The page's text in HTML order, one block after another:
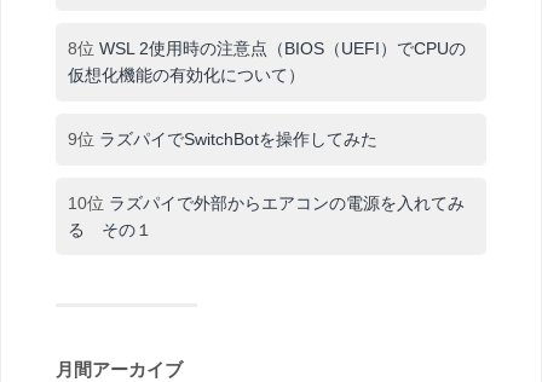
8位 WSL 2使用時の注意点（BIOS（UEFI）でCPUの
仮想化機能の有効化について）
9位 ラズパイでSwitchBotを操作してみた
10位 ラズパイで外部からエアコンの電源を入れてみ
る その１
月間アーカイブ